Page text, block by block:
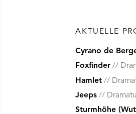
AKTUELLE
Cyrano de
Foxfinder
Hamlet
Jeeps
Sturmhöhe